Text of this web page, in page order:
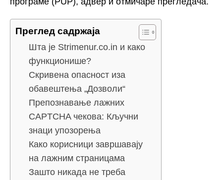
Преглед садржаја
Шта је Strimenur.co.in и како
функционише?
Скривена опасност иза
обавештења „Дозволи“
Препознавање лажних
CAPTCHA чекова: Кључни
знаци упозорења
Како корисници завршавају
на лажним страницама
Зашто никада не треба